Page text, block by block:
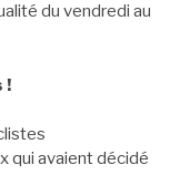
du vendredi au
!
qui avaient décidé